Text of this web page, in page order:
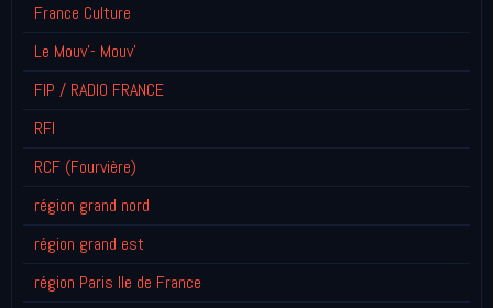
France Culture
Le Mouv'- Mouv'
FIP / RADIO FRANCE
RFI
RCF (Fourvière)
région grand nord
région grand est
région Paris Ile de France